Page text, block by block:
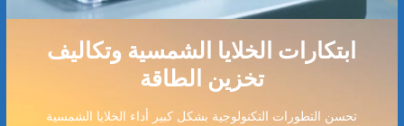
ابتكارات الخلايا الشمسية وتكاليف
تخزين الطاقة
تحسن التطورات التكنولوجية بشكل كبير أداء الخلايا الشمسية